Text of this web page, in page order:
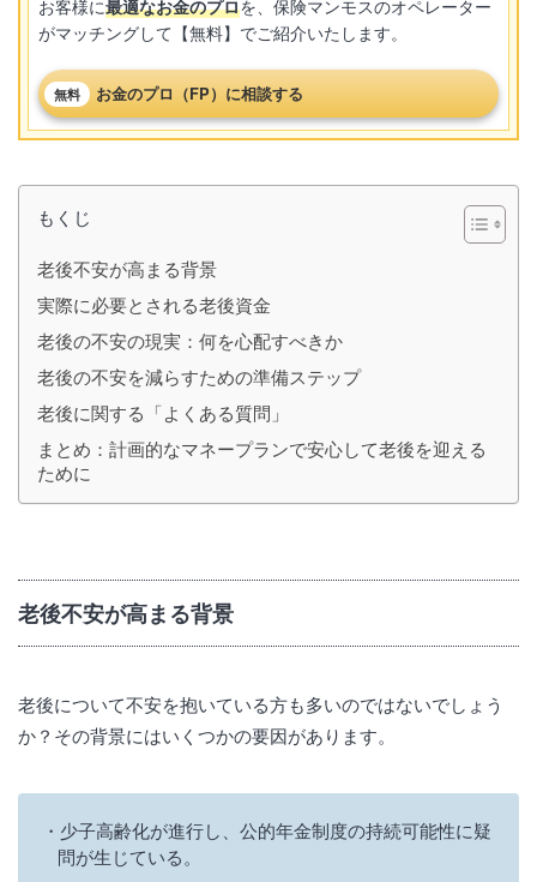
お客様に最適なお金のプロを、保険マンモスのオペレーター
がマッチングして【無料】でご紹介いたします。
無料 お金のプロ（FP）に相談する
もくじ
老後不安が高まる背景
実際に必要とされる老後資金
老後の不安の現実：何を心配すべきか
老後の不安を減らすための準備ステップ
老後に関する「よくある質問」
まとめ：計画的なマネープランで安心して老後を迎える
ために
老後不安が高まる背景
老後について不安を抱いている方も多いのではないでしょう
か？その背景にはいくつかの要因があります。
少子高齢化が進行し、公的年金制度の持続可能性に疑
問が生じている。